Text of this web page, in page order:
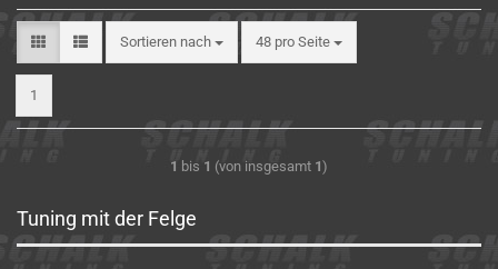
Sortieren nach 48 pro Seite
1
1 bis 1 (von insgesamt 1)
Tuning mit der Felge